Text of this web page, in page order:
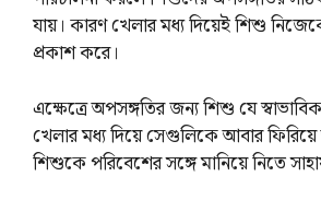
যায়। কারণ খেলার মধ্য দিয়েই শিশু
প্রকাশ করে।
এক্ষেত্রে অপসঙ্গতির জন্য শিশু যে
খেলার মধ্য দিয়ে সেগুলিকে আবার
শিশুকে পরিবেশের সঙ্গে মানিয়ে নিতে